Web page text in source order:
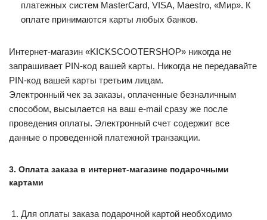
платежных систем MasterCard, VISA, Maestro, «Мир». К
оплате принимаются карты любых банков.
Интернет-магазин «KICKSCOOTERSHOP» никогда не
запрашивает PIN-код вашей карты. Никогда не передавайте
PIN-код вашей карты третьим лицам.
Электронный чек за заказы, оплаченные безналичным
способом, высылается на ваш e-mail сразу же после
проведения оплаты. Электронный счет содержит все
данные о проведенной платежной транзакции.
3. Оплата заказа в интернет-магазине подарочными
картами
Для оплаты заказа подарочной картой необходимо